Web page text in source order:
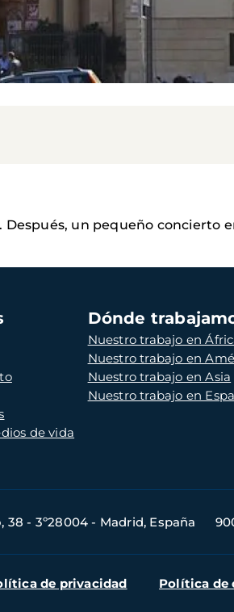
un pequeño concierto
de vida
Dónde
Nuestro trabajo en
Nuestro trabajo en
Nuestro trabajo en Asia
Nuestro trabajo en
38 - 3º28004 - Madrid, España
de privacidad Política de